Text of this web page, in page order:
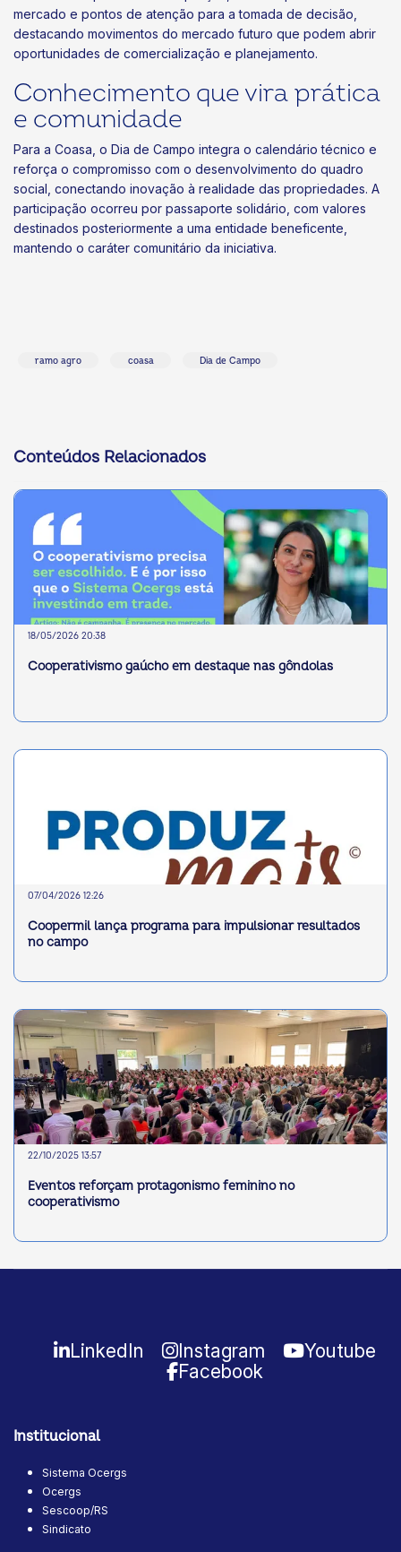
mercado e pontos de atenção para a tomada de decisão,
destacando movimentos do mercado futuro que podem abrir
oportunidades de comercialização e planejamento.
Conhecimento que vira prática
e comunidade
Para a Coasa, o Dia de Campo integra o calendário técnico e
reforça o compromisso com o desenvolvimento do quadro
social, conectando inovação à realidade das propriedades. A
participação ocorreu por passaporte solidário, com valores
destinados posteriormente a uma entidade beneficente,
mantendo o caráter comunitário da iniciativa.
ramo agro coasa Dia de Campo
Conteúdos Relacionados
18/05/2026 20:38
Cooperativismo gaúcho em destaque nas gôndolas
07/04/2026 12:26
Coopermil lança programa para impulsionar resultados
no campo
22/10/2025 13:57
Eventos reforçam protagonismo feminino no
cooperativismo
LinkedIn Instagram
Youtube
Facebook
Institucional
Sistema Ocergs
Ocergs
Sescoop/RS
Sindicato